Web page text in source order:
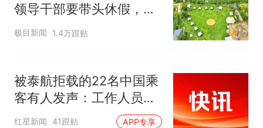
领导干部要带头休假，推
动全员应休尽休、休满休
足；鼓励3-7天弹性长
+年假”短途度假模式
极目新闻 1.4万跟贴
被泰航拒载的22名中国乘
客有人发声：工作人员承
诺免费改签，最后却自费
红星新闻 41跟贴 APP专享